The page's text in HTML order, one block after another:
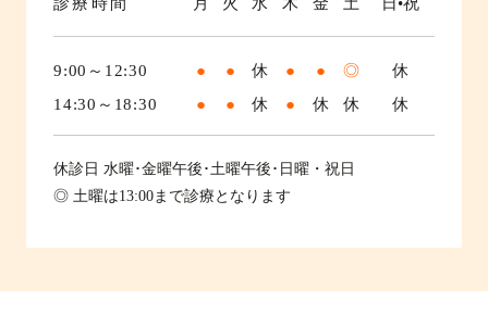
9:00～12:30 ● ● 休 ● ● ◎
休
14:30～18:30
● ● 休 ● 休 休 休
休診日 水曜･金曜午後･土曜午後･日曜・祝日
◎ 土曜は13:00まで診療となります